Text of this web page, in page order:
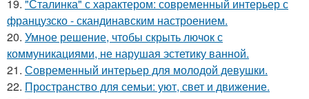
19. "Сталинка" с характером: современный интерьер с
французско - скандинавским настроением.
20. Умное решение, чтобы скрыть лючок с
коммуникациями, не нарушая эстетику ванной.
21. Современный интерьер для молодой девушки.
22. Пространство для семьи: уют, свет и движение.